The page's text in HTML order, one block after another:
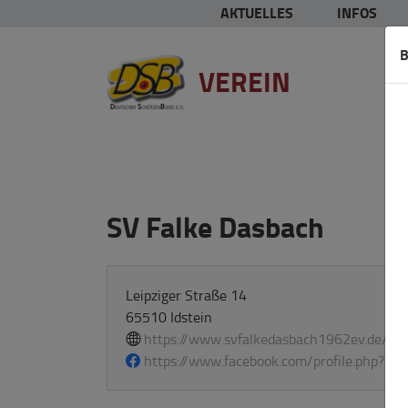
AKTUELLES INFOS
VEREIN
SV Falke Dasbach
Leipziger Straße 14
65510 Idstein
https://www.svfalkedasbach1962ev.de/
https://www.facebook.com/